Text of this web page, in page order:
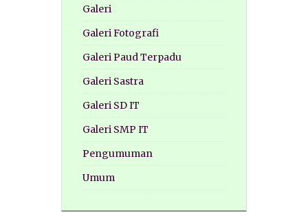
Galeri
Galeri Fotografi
Galeri Paud Terpadu
Galeri Sastra
Galeri SD IT
Galeri SMP IT
Pengumuman
Umum